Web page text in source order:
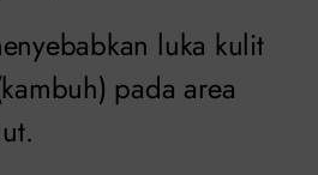
luka kulit
pada area